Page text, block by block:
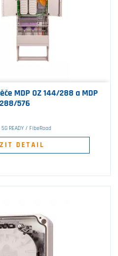
MDP OZ 144/288 a MDP
576
5G READY / FibeRoad
DETAIL